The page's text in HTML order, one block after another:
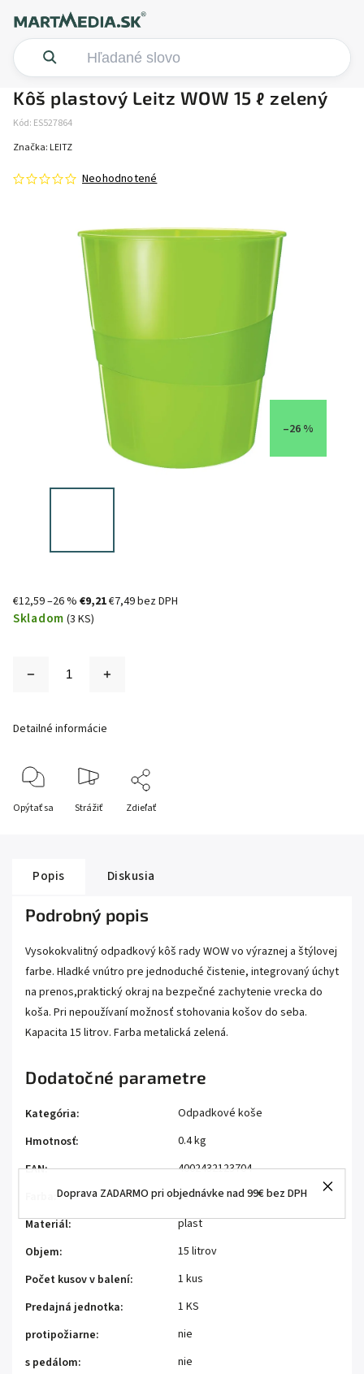
Doprava ZADARMO pri objednávke nad 99€ bez DPH
Kôš plastový Leitz WOW 15 ℓ zelený
Kód: ES527864
Neohodnotené
Značka: LEITZ
–26 %
€12,59–26 % €9,21€7,49 bez DPH
Skladom (3 KS)
Detailné informácie
Opýtať sa Strážiť Zdieľať
Popis Diskusia
Podrobný popis
Vysokokvalitný odpadkový kôš rady WOW vo výraznej a štýlovej
farbe. Hladké vnútro pre jednoduché čistenie, integrovaný úchyt
na prenos,praktický okraj na bezpečné zachytenie vrecka do
koša. Pri nepoužívaní možnosť stohovania košov do seba.
Kapacita 15 litrov. Farba metalická zelená.
Dodatočné parametre
Kategória:
Odpadkové koše
Hmotnosť:
0.4 kg
EAN:
4002432123704
zelená
Materiál:
plast
Objem:
15 litrov
Počet kusov v balení:
1 kus
Predajná jednotka:
1 KS
protipožiarne:
nie
s pedálom:
nie